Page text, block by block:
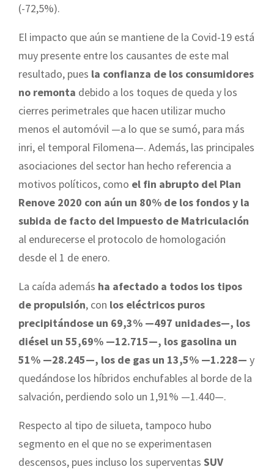
(-72,5%).
El impacto que aún se mantiene de la Covid-19 está
muy presente entre los causantes de este mal
resultado, pues la confianza de los consumidores
no remonta debido a los toques de queda y los
cierres perimetrales que hacen utilizar mucho
menos el automóvil —a lo que se sumó, para más
inri, el temporal Filomena—. Además, las principales
asociaciones del sector han hecho referencia a
motivos políticos, como el fin abrupto del Plan
Renove 2020 con aún un 80% de los fondos y la
subida de facto del Impuesto de Matriculación
al endurecerse el protocolo de homologación
desde el 1 de enero.
La caída además ha afectado a todos los tipos
de propulsión, con los eléctricos puros
precipitándose un 69,3% —497 unidades—, los
diésel un 55,69% —12.715—, los gasolina un
51% —28.245—, los de gas un 13,5% —1.228— y
quedándose los híbridos enchufables al borde de la
salvación, perdiendo solo un 1,91% —1.440—.
Respecto al tipo de silueta, tampoco hubo
segmento en el que no se experimentasen
descensos, pues incluso los superventas SUV